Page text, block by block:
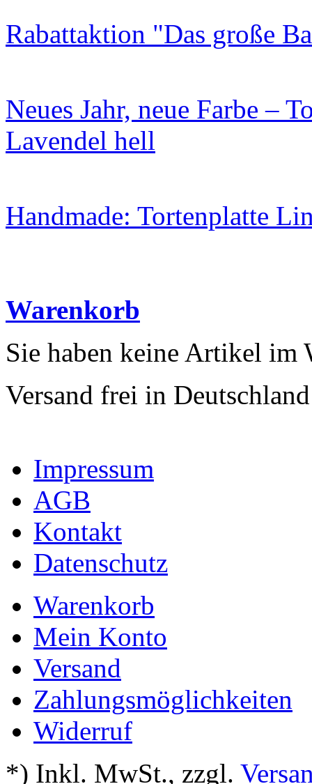
Rabattaktion "Das große
Neues Jahr, neue Farbe –
Lavendel hell
Handmade: Tortenplatte
Warenkorb
Sie haben keine Artikel im
Versand frei in
Impressum
AGB
Kontakt
Datenschutz
Warenkorb
Mein Konto
Versand
Zahlungsmöglichkeiten
Widerruf
*) Inkl. MwSt., zzgl.